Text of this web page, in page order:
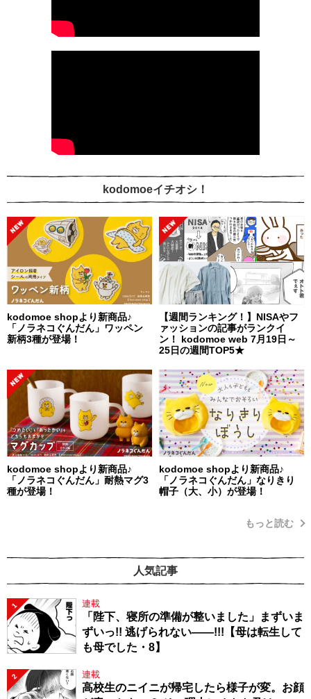
kodomoeイチオシ！
kodomoe shopより新商品♪
「ノラネコぐんだん」ワッペン
新柄3種が登場！
【週間ランキング！】NISAやフ
ァッションの記事がランクイ
ン！ kodomoe web 7月19日～
25日の週間TOP5★
kodomoe shopより新商品♪
「ノラネコぐんだん」耐熱マグ3
種が登場！
kodomoe shopより新商品♪
「ノラネコぐんだん」なりきり
帽子（大、小）が登場！
もっと読む
人気記事
1 連載
「陛下、寝所の準備が整いました」まずいま
ずいっ!! 逃げられない――!!!【母は転生して
も母でした・8】
2 連載
高校生のニイニが帰宅したら様子が変。お顔